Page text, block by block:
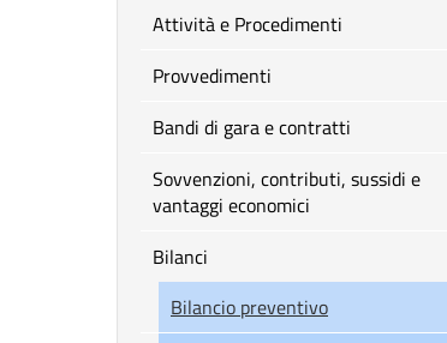
Attività e Procedimenti
Provvedimenti
Bandi di gara e contratti
Sovvenzioni, contributi, sussidi e
vantaggi economici
Bilanci
Bilancio preventivo